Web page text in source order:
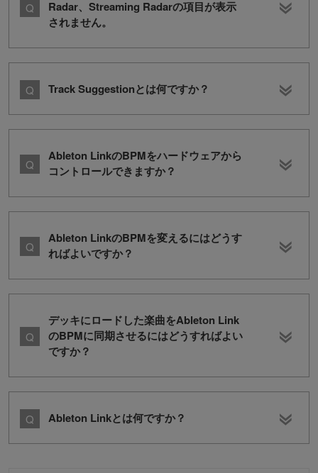
Radar、Streaming Radarの項目が表示
されません。
Track Suggestionとは何ですか？
Ableton LinkのBPMをハードウェアから
コントロールできますか？
Ableton LinkのBPMを変えるにはどうす
ればよいですか？
デッキにロードした楽曲をAbleton Link
のBPMに同期させるにはどうすればよい
ですか？
Ableton Linkとは何ですか？